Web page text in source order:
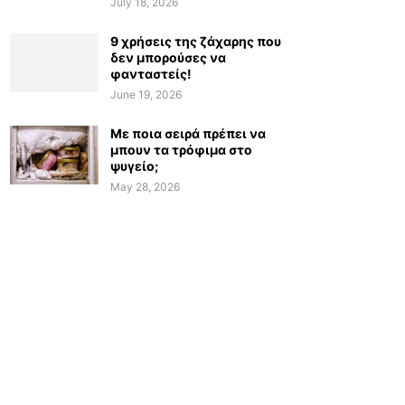
9 χρήσεις της ζάχαρης που
δεν μπορούσες να
φανταστείς!
June 19, 2026
Με ποια σειρά πρέπει να
μπουν τα τρόφιμα στο
ψυγείο;
May 28, 2026